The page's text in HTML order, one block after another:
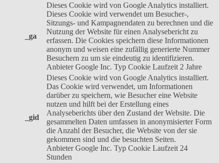
_ga
Dieses Cookie wird von Google Analytics installiert.
Dieses Cookie wird verwendet um Besucher-,
Sitzungs- und Kampagnendaten zu berechnen und die
Nutzung der Website für einen Analysebericht zu
erfassen. Die Cookies speichern diese Informationen
anonym und weisen eine zufällig generierte Nummer
Besuchern zu um sie eindeutig zu identifizieren.
Anbieter Google Inc. Typ Cookie Laufzeit 2 Jahre
_gid
Dieses Cookie wird von Google Analytics installiert.
Das Cookie wird verwendet, um Informationen
darüber zu speichern, wie Besucher eine Website
nutzen und hilft bei der Erstellung eines
Analyseberichts über den Zustand der Website. Die
gesammelten Daten umfassen in anonymisierter Form
die Anzahl der Besucher, die Website von der sie
gekommen sind und die besuchten Seiten.
Anbieter Google Inc. Typ Cookie Laufzeit 24
Stunden